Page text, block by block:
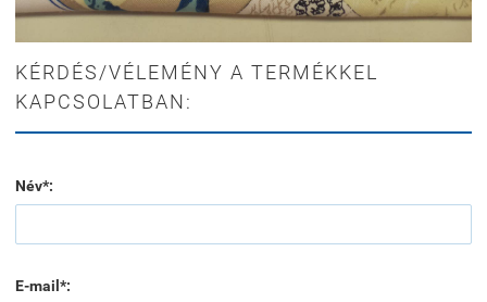
KÉRDÉS/VÉLEMÉNY A TERMÉKKEL
KAPCSOLATBAN:
Név*:
E-mail*: